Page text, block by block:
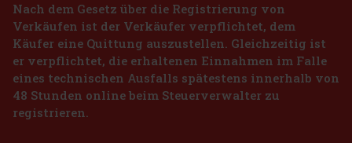
Nach dem Gesetz über die Registrierung von
Verkäufen ist der Verkäufer verpflichtet, dem
Käufer eine Quittung auszustellen. Gleichzeitig ist
er verpflichtet, die erhaltenen Einnahmen im Falle
eines technischen Ausfalls spätestens innerhalb von
48 Stunden online beim Steuerverwalter zu
registrieren.